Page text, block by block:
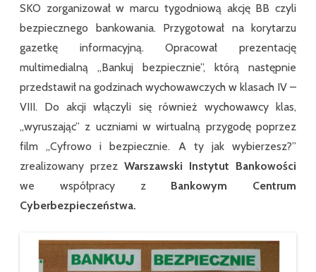
SKO zorganizował w marcu tygodniową akcję BB czyli
bezpiecznego bankowania. Przygotował na korytarzu
gazetkę informacyjną. Opracował prezentację
multimedialną ,,Bankuj bezpiecznie”, którą następnie
przedstawił na godzinach wychowawczych w klasach IV –
VIII. Do akcji włączyli się również wychowawcy klas,
,,wyruszając’’ z uczniami w wirtualną przygodę poprzez
film ,,Cyfrowo i bezpiecznie. A ty jak wybierzesz?”
zrealizowany przez Warszawski Instytut Bankowości
we współpracy z Bankowym Centrum
Cyberbezpieczeństwa.